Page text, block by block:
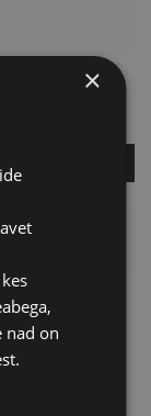
LISA
×
nad on